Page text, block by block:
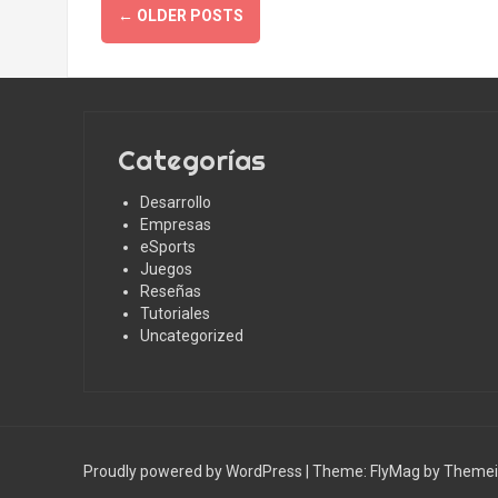
navigation
← OLDER POSTS
Categorías
Desarrollo
Empresas
eSports
Juegos
Reseñas
Tutoriales
Uncategorized
Proudly powered by WordPress Theme: FlyMag by